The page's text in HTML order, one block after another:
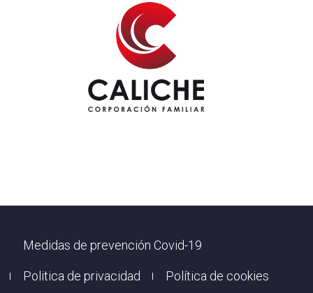
Footer
Medidas de prevención Covid-19
Politica de privacidad Política de cookies